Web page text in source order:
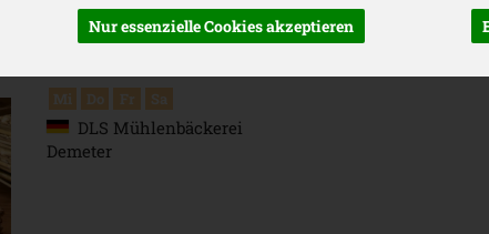
Nur essenzielle Cookies akzeptieren
Das Kernige 500g
Mi Do Fr Sa
DLS Mühlenbäckerei
Demeter